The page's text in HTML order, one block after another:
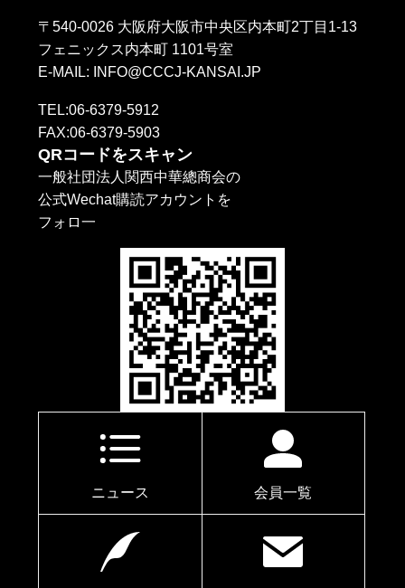
〒540-0026 大阪府大阪市中央区内本町2丁目1-13
フェニックス内本町 1101号室
E-MAIL: INFO@CCCJ-KANSAI.JP
TEL:06-6379-5912
FAX:06-6379-5903
QRコードをスキャン
一般社団法人関西中華總商会の
公式Wechat購読アカウントを
フォロ一
ニュース 会員一覧